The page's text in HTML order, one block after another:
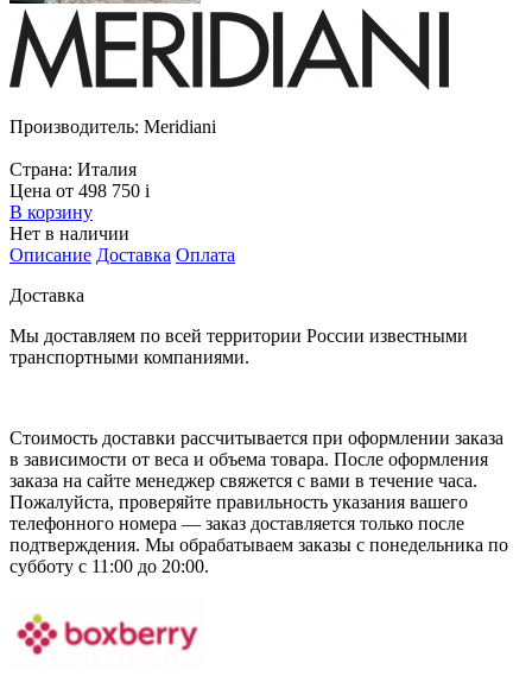
Производитель: Meridiani
Страна: Италия
Цена от 498 750 i
В корзину
Нет в наличии
Описание Доставка Оплата
Доставка
Мы доставляем по всей территории России известными
транспортными компаниями.
Стоимость доставки рассчитывается при оформлении заказа
в зависимости от веса и объема товара. После оформления
заказа на сайте менеджер свяжется с вами в течение часа.
Пожалуйста, проверяйте правильность указания вашего
телефонного номера — заказ доставляется только после
подтверждения. Мы обрабатываем заказы с понедельника по
субботу с 11:00 до 20:00.